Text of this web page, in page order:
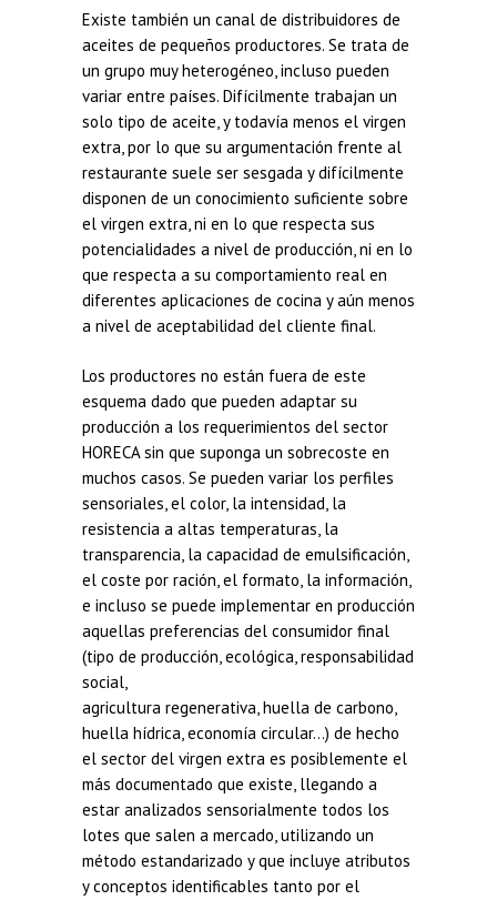
Existe también un canal de distribuidores de
aceites de pequeños productores. Se trata de
un grupo muy heterogéneo, incluso pueden
variar entre países. Difícilmente trabajan un
solo tipo de aceite, y todavía menos el virgen
extra, por lo que su argumentación frente al
restaurante suele ser sesgada y difícilmente
disponen de un conocimiento suficiente sobre
el virgen extra, ni en lo que respecta sus
potencialidades a nivel de producción, ni en lo
que respecta a su comportamiento real en
diferentes aplicaciones de cocina y aún menos
a nivel de aceptabilidad del cliente final.
Los productores no están fuera de este
esquema dado que pueden adaptar su
producción a los requerimientos del sector
HORECA sin que suponga un sobrecoste en
muchos casos. Se pueden variar los perfiles
sensoriales, el color, la intensidad, la
resistencia a altas temperaturas, la
transparencia, la capacidad de emulsificación,
el coste por ración, el formato, la información,
e incluso se puede implementar en producción
aquellas preferencias del consumidor final
(tipo de producción, ecológica, responsabilidad
social,
agricultura regenerativa, huella de carbono,
huella hídrica, economía circular…) de hecho
el sector del virgen extra es posiblemente el
más documentado que existe, llegando a
estar analizados sensorialmente todos los
lotes que salen a mercado, utilizando un
método estandarizado y que incluye atributos
y conceptos identificables tanto por el